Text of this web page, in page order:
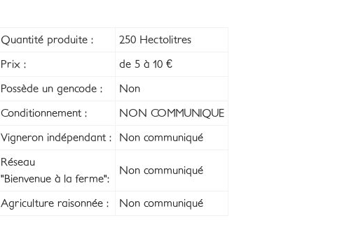
Quantité produite : 250 Hectolitres
Prix : de 5 à 10 €
Possède un gencode : Non
Conditionnement : NON COMMUNIQUE
Vigneron indépendant : Non communiqué
Réseau
"Bienvenue à la ferme":
Non communiqué
Agriculture raisonnée : Non communiqué